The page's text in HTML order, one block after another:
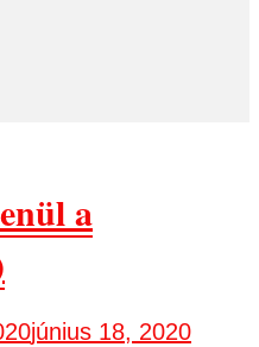
a
június 18, 2020